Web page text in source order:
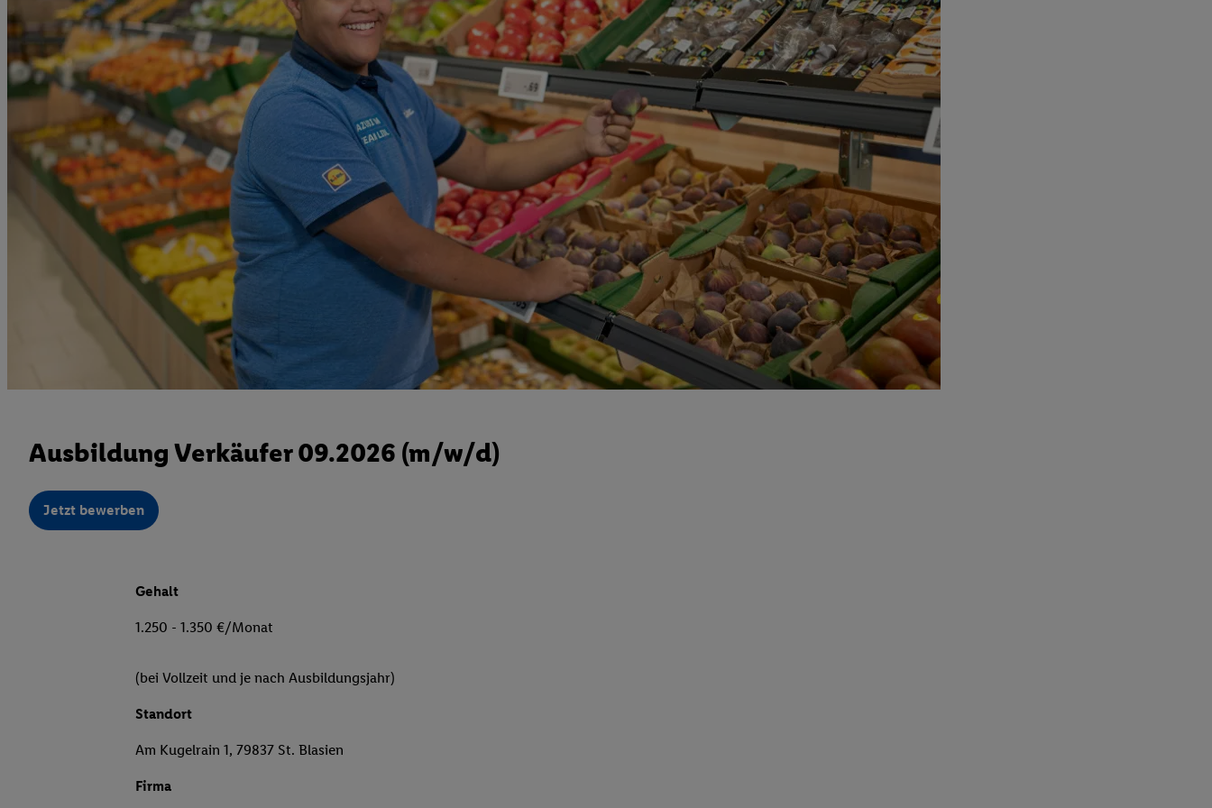
Ausbildung Verkäufer 09.2026 (m/w/d)
Jetzt bewerben
Gehalt
1.250 - 1.350 €/Monat
(bei Vollzeit und je nach Ausbildungsjahr)
Standort
Am Kugelrain 1, 79837 St. Blasien
Firma